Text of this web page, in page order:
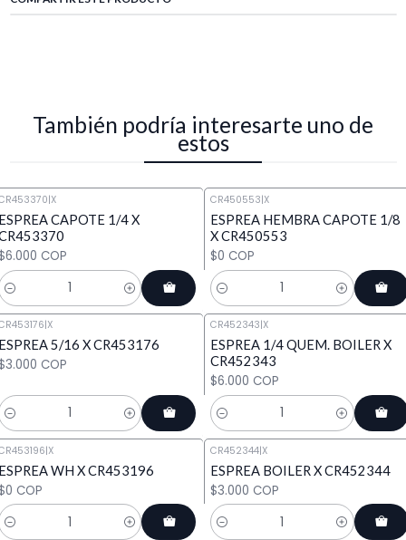
También podría interesarte uno de
estos
|X
CAPOTE 1/4 X
COP
CR450553|X
ESPREA HEMBRA CAPOTE 1/8
X CR450553
$0 COP
Cantidad
|X
5/16 X CR453176
COP
CR452343|X
ESPREA 1/4 QUEM. BOILER X
CR452343
$6.000 COP
Cantidad
|X
WH X CR453196
COP
CR452344|X
ESPREA BOILER X CR452344
$3.000 COP
Cantidad